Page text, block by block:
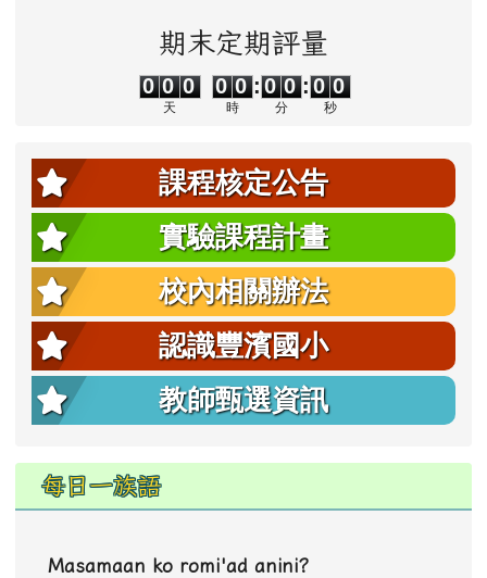
期末定期評量
0
0
0
0
0
天
0
0
0
0
時
:
0
0
0
0
分
:
0
0 0
秒
課程核定公告
實驗課程計畫
校內相關辦法
認識豐濱國小
教師甄選資訊
每日一族語
Masamaan ko romi'ad anini?